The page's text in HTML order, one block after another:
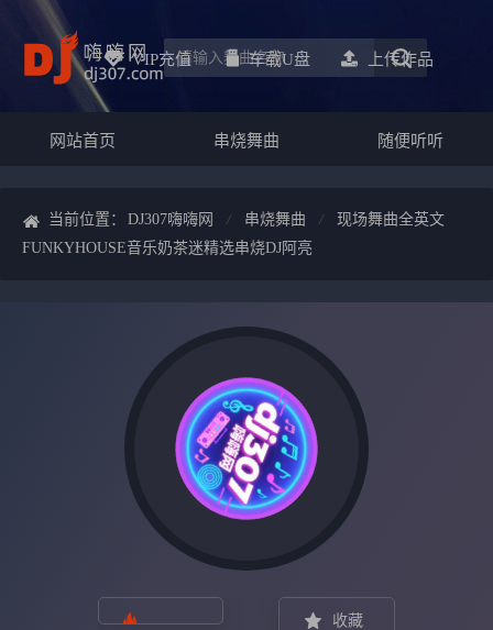
VIP充值 车载u盘 上传作品
网站首页 串烧舞曲 随便听听
当前位置： DJ307嗨嗨网 串烧舞曲
现场舞曲全英文
FUNKYHOUSE音乐奶茶迷精选串烧DJ阿亮
收藏